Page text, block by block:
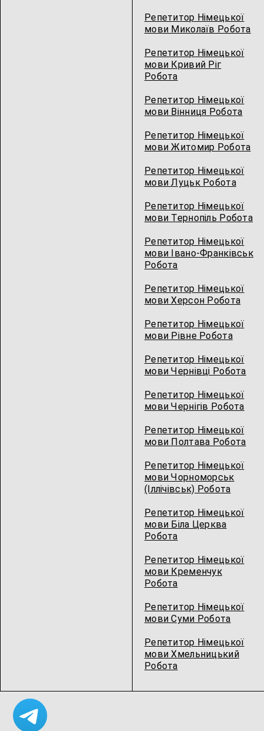
Репетитор Німецької
мови Миколаїв Робота
Репетитор Німецької
мови Кривий Ріг
Робота
Репетитор Німецької
мови Вінниця Робота
Репетитор Німецької
мови Житомир Робота
Репетитор Німецької
мови Луцьк Робота
Репетитор Німецької
мови Тернопіль Робота
Репетитор Німецької
мови Івано-Франківськ
Робота
Репетитор Німецької
мови Херсон Робота
Репетитор Німецької
мови Рівне Робота
Репетитор Німецької
мови Чернівці Робота
Репетитор Німецької
мови Чернігів Робота
Репетитор Німецької
мови Полтава Робота
Репетитор Німецької
мови Чорноморськ
(Іллічівськ) Робота
Репетитор Німецької
мови Біла Церква
Робота
Репетитор Німецької
мови Кременчук
Робота
Репетитор Німецької
мови Суми Робота
Репетитор Німецької
мови Хмельницький
Робота